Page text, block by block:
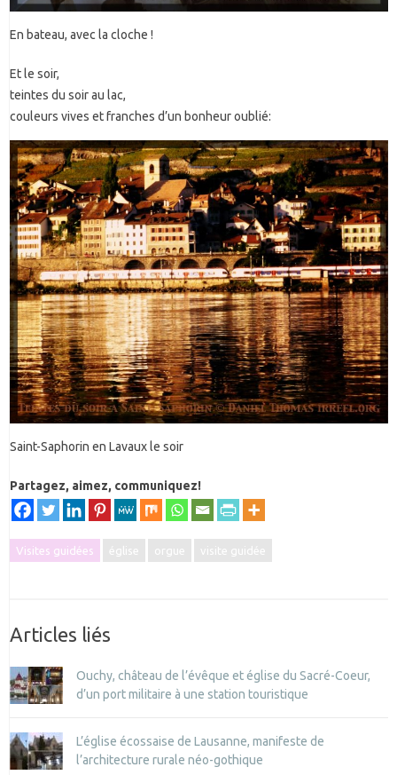
En bateau, avec la cloche !
Et le soir,
teintes du soir au lac,
couleurs vives et franches d’un bonheur oublié:
Saint-Saphorin en Lavaux le soir
Partagez, aimez, communiquez!
Visites guidées église orgue visite guidée
Articles liés
Ouchy, château de l’évêque et église du Sacré-Coeur,
d’un port militaire à une station touristique
L’église écossaise de Lausanne, manifeste de
l’architecture rurale néo-gothique